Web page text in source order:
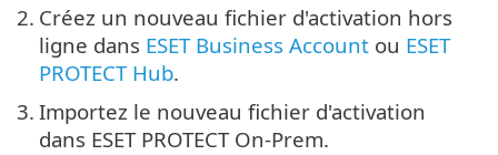
2. Créez un nouveau fichier d'activation hors
ligne dans ESET Business Account ou ESET
PROTECT Hub.
3. Importez le nouveau fichier d'activation
dans ESET PROTECT On-Prem.